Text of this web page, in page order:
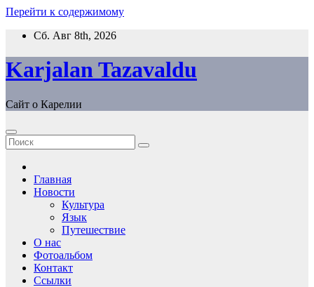
Перейти к содержимому
Сб. Авг 8th, 2026
Karjalan Tazavaldu
Сайт о Карелии
Главная
Новости
Культура
Язык
Путешествие
О нас
Фотоальбом
Контакт
Ссылки